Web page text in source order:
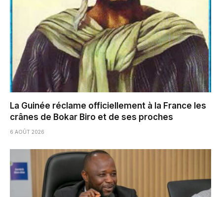
La Guinée réclame officiellement à la France les
crânes de Bokar Biro et de ses proches
6 AOÛT 2026